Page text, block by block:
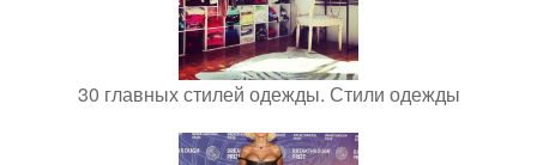
30 главных стилей одежды. Стили одежды